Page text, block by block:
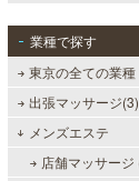
業種で探す
東京の全ての業種
出張マッサージ(3)
メンズエステ
店舗マッサージ